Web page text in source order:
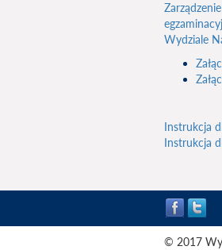
Wydziale
Instrukcja
Instrukcja
© 2017